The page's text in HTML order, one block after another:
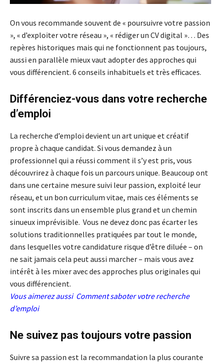
On vous recommande souvent de « poursuivre votre passion
», « d’exploiter votre réseau », « rédiger un CV digital »… Des
repères historiques mais qui ne fonctionnent pas toujours,
aussi en parallèle mieux vaut adopter des approches qui
vous différencient. 6 conseils inhabituels et très efficaces.
Différenciez-vous dans votre recherche
d’emploi
La recherche d’emploi devient un art unique et créatif
propre à chaque candidat. Si vous demandez à un
professionnel qui a réussi comment il s’y est pris, vous
découvrirez à chaque fois un parcours unique. Beaucoup ont
dans une certaine mesure suivi leur passion, exploité leur
réseau, et un bon curriculum vitae, mais ces éléments se
sont inscrits dans un ensemble plus grand et un chemin
sinueux imprévisible. Vous ne devez donc pas écarter les
solutions traditionnelles pratiquées par tout le monde,
dans lesquelles votre candidature risque d’être diluée – on
ne sait jamais cela peut aussi marcher – mais vous avez
intérêt à les mixer avec des approches plus originales qui
vous différencient.
Vous aimerez aussi Comment saboter votre recherche
d’emploi
Ne suivez pas toujours votre passion
Suivre sa passion est la recommandation la plus courante